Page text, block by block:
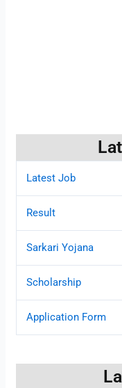
Latest Job
Result
Sarkari Yojana
Scholarship
Application Form